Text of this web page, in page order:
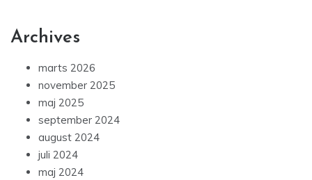
Archives
marts 2026
november 2025
maj 2025
september 2024
august 2024
juli 2024
maj 2024